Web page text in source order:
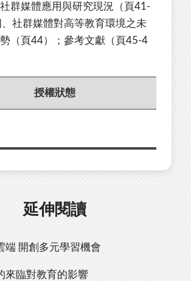
群媒體應用與研究現況（頁41-
社群媒體對高等教育環境之未
（頁44）；參考文獻（頁45-4
授權狀態
延伸閱讀
端 開創多元學習機會
來臨對教育的影響